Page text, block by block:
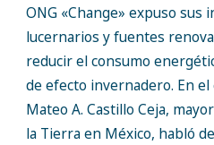
ONG «Change» expuso sus
lucernarios y fuentes
reducir el consumo
de efecto invernadero. En
Mateo A. Castillo Ceja,
la Tierra en México, habló